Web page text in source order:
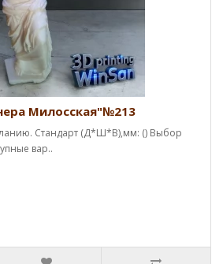
Милосская"№213
Стандарт (Д*Ш*В),мм: () Выбор
вар..